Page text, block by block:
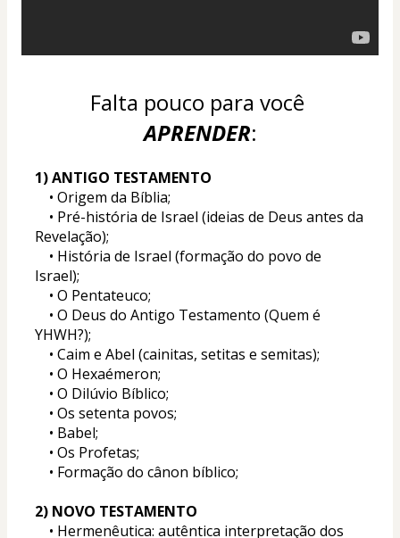
APRENDER:
1) ANTIGO TESTAMENTO
	• Origem da Bíblia;
Revelação);
Israel);
	• O Pentateuco;
YHWH?);
	• Caim e Abel (cainitas, setitas e semitas);
	• O Hexaémeron;
	• O Dilúvio Bíblico;
	• Os setenta povos;
	• Babel;
	• Os Profetas;
	• Formação do cânon bíblico;
2) NOVO TESTAMENTO